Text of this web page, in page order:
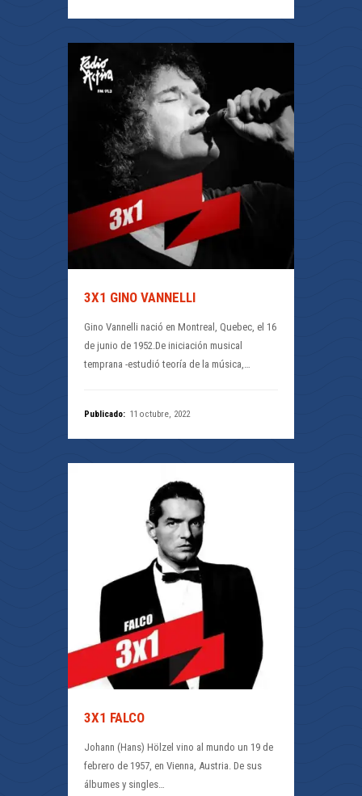
3X1 GINO VANNELLI
Gino Vannelli nació en Montreal, Quebec, el 16
de junio de 1952.De iniciación musical
temprana -estudió teoría de la música,…
Publicado: 11 octubre, 2022
3X1 FALCO
Johann (Hans) Hölzel vino al mundo un 19 de
febrero de 1957, en Vienna, Austria. De sus
álbumes y singles…